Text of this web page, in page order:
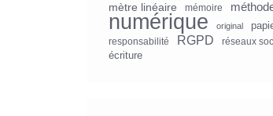
mètre linéaire mémoire
numérique original
responsabilité RGPD réseaux
écriture